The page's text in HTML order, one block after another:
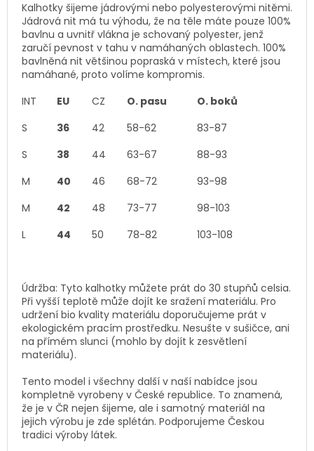
Kalhotky šijeme jádrovými nebo polyesterovými nitěmi.
Jádrová nit má tu výhodu, že na těle máte pouze 100%
bavlnu a uvnitř vlákna je schovaný polyester, jenž
zaručí pevnost v tahu v namáhaných oblastech. 100%
bavlněná nit většinou popraská v místech, které jsou
namáhané, proto volíme kompromis.
INT
EU CZ O. pasu
O. boků
S
36 42 58-62
83-87
S
38 44 63-67
88-93
M
40 46 68-72
93-98
M
42 48 73-77
98-103
L
44 50 78-82 103-108
Údržba: Tyto kalhotky můžete prát do 30 stupňů celsia.
Při vyšší teplotě může dojít ke sražení materiálu. Pro
udržení bio kvality materiálu doporučujeme prát v
ekologickém pracím prostředku. Nesušte v sušičce, ani
na přímém slunci (mohlo by dojít k zesvětlení
materiálu).
Tento model i všechny další v naší nabídce jsou
kompletně vyrobeny v České republice. To znamená,
že je v ČR nejen šijeme, ale i samotný materiál na
jejich výrobu je zde splétán. Podporujeme Českou
tradici výroby látek.